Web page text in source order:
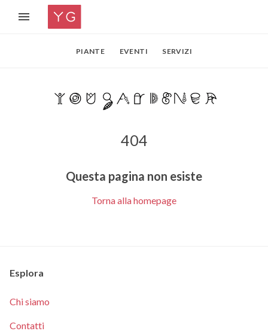
PIANTE EVENTI SERVIZI
404
Questa pagina non esiste
Torna alla homepage
Esplora
Chi siamo
Contatti